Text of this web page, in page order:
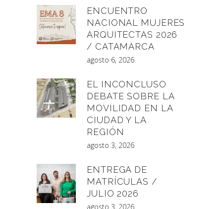
ENCUENTRO
NACIONAL MUJERES
ARQUITECTAS 2026
/ CATAMARCA
agosto 6, 2026
EL INCONCLUSO
DEBATE SOBRE LA
MOVILIDAD EN LA
CIUDAD Y LA
REGIÓN
agosto 3, 2026
ENTREGA DE
MATRÍCULAS /
JULIO 2026
agosto 3, 2026